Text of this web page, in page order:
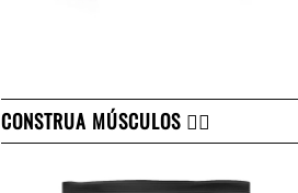
CONSTRUA MÚSCULOS 👇🏻